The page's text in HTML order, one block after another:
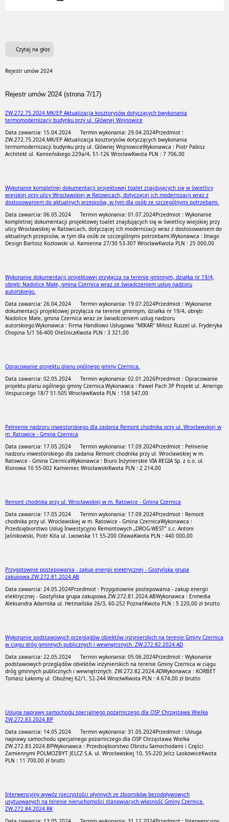
Czytaj na głos
Rejestr umów 2024
Rejestr umów 2024 (strona 7/17)
ZW.272.75.2024.MK/EP Aktualizacja kosztorysów dotyczących bwykonania
termomodernizacji budynku przy ul. Głównej Wojnowice
Data zawarcia: 15.04.2024 Termin wykonania: 29.04.2024Przedmiot :
ZW.272.75.2024.MK/EP Aktualizacja kosztorysów dotyczących bwykonania
termomodernizacji budynku przy ul. Głównej WojnowiceWykonawca : Piotr Pabisz
Architekt ul. Kamieńskiego 229a/4, 51-126 WrocławKwota PLN : 7 706,00
Wykonanie kompletnej dokumentacji projektowej toalet znajdujących się w świetlicy
wiejskiej przy ulicy Wrocławskiej w Ratowicach, dotyczącej ich modernizacji wraz z
dostosowaniem do aktualnych przepisów, w tym dla osób ze szczególnymi potrzebami.
Data zawarcia: 06.05.2024 Termin wykonania: 01.07.2024Przedmiot : Wykonanie
kompletnej dokumentacji projektowej toalet znajdujących się w świetlicy wiejskiej przy
ulicy Wrocławskiej w Ratowicach, dotyczącej ich modernizacji wraz z dostosowaniem do
aktualnych przepisów, w tym dla osób ze szczególnymi potrzebami.Wykonawca : Imago
Design Bartosz Kozłowski ul. Kamienna 27/30 53-307 WrocławKwota PLN : 25 000,00
Wykonanie dokumentacji projektowej przyłącza na terenie gminnym, działka nr 19/4,
obręb: Nadolice Małe, gmina Czernica wraz ze świadczeniem usług nadzoru
autorskiego.
Data zawarcia: 26.04.2024 Termin wykonania: 19.07.2024Przedmiot : Wykonanie
dokumentacji projektowej przyłącza na terenie gminnym, działka nr 19/4, obręb:
Nadolice Małe, gmina Czernica wraz ze świadczeniem usług nadzoru
autorskiego.Wykonawca : Firma Handlowo Usługowa "MIKAR" Miłosz Ruszel ul. Fryderyka
Chopina 5/1 56-400 OleśnicaKwota PLN : 3 321,00
Opracowanie projektu planu ogólnego gminy Czernica.
Data zawarcia: 02.05.2024 Termin wykonania: 02.01.2026Przedmiot : Opracowanie
projektu planu ogólnego gminy Czernica.Wykonawca : Paweł Pach 3P Projekt ul. Amerigo
Vespucciego 18/7 51-505 WrocławKwota PLN : 158 547,00
Pełnienie nadzoru inwestorskiego dla zadania Remont chodnika przy ul. Wrocławskiej w
m. Ratowice - Gmina Czernica
Data zawarcia: 17.05.2024 Termin wykonania: 17.09.2024Przedmiot : Pełnienie
nadzoru inwestorskiego dla zadania Remont chodnika przy ul. Wrocławskiej w m.
Ratowice - Gmina CzernicaWykonawca : Biuro Inżynierskie VIA REGIA Sp. z o.o. ul.
Klonowa 10 55-002 Kamieniec WrocławskiKwota PLN : 2 214,00
Remont chodnika przy ul. Wrocławskiej w m. Ratowice - Gmina Czernica
Data zawarcia: 17.05.2024 Termin wykonania: 17.09.2024Przedmiot : Remont
chodnika przy ul. Wrocławskiej w m. Ratowice - Gmina CzernicaWykonawca :
Przedsiębiorstwo Usług Inwestycyjno Remontowych „DROG-WEST” s.c. Antoni
Jaśnikowski, Piotr Kita ul. Lwowska 11 55-200 OławaKwota PLN : 440 000,00
Przygotownie postepowania - zakup energii elektrycznej - Gostyńska grupa
zakupowa.ZW.272.81.2024.AB
Data zawarcia: 24.05.2024Przedmiot : Przygotownie postepowania - zakup energii
elektrycznej - Gostyńska grupa zakupowa.ZW.272.81.2024.ABWykonawca : Enmedia
Aleksandra Adamska ul. Hetmańska 26/3, 60-252 PoznańKwota PLN : 5 220,00 zł brutto
Wykonanie podstawowych przeglądów obiektów inżynierskich na terenie Gminy Czernica
w ciągu dróg gminnych publicznych i wewnętrznych. ZW.272.82.2024.AD
Data zawarcia: 22.05.2024 Termin wykonania: 05.06.2024Przedmiot : Wykonanie
podstawowych przeglądów obiektów inżynierskich na terenie Gminy Czernica w ciągu
dróg gminnych publicznych i wewnętrznych. ZW.272.82.2024.ADWykonawca : KORBET
Tomasz Łakomy ul. Oboźnej 62/1, 52-244 WrocłwKwota PLN : 4 674,00 zł brutto
Usługa naprawy samochodu specjalnego pożarniczego dla OSP Chrząstawa Wielka
ZW.272.83.2024.BP
Data zawarcia: 14.05.2024 Termin wykonania: 31.05.2024Przedmiot : Usługa
naprawy samochodu specjalnego pożarniczego dla OSP Chrząstawa Wielka
ZW.272.83.2024.BPWykonawca : Przedsiębiorstwo Obrotu Samochodami i Części
Zamiennymi POLMOZBYT JELCZ S.A. ul. Wrocławskiej 10, 55-220 Jelcz LaskowiceKwota
PLN : 11 700,00 zł brutti
Interwencyjny wywóz nieczystości płynnych ze zbiorników bezodpływowych
usytuowanych na terenie nieruchomości stanowiacych własność Gminy Czernica.
ZW.272.84.2024.RK